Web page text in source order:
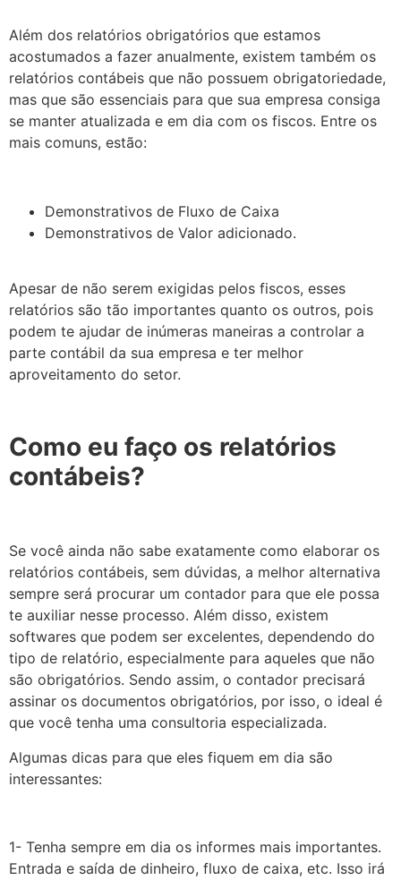
Além dos relatórios obrigatórios que estamos
acostumados a fazer anualmente, existem também os
relatórios contábeis que não possuem obrigatoriedade,
mas que são essenciais para que sua empresa consiga
se manter atualizada e em dia com os fiscos. Entre os
mais comuns, estão:
Demonstrativos de Fluxo de Caixa
Demonstrativos de Valor adicionado.
Apesar de não serem exigidas pelos fiscos, esses
relatórios são tão importantes quanto os outros, pois
podem te ajudar de inúmeras maneiras a controlar a
parte contábil da sua empresa e ter melhor
aproveitamento do setor.
Como eu faço os relatórios
contábeis?
Se você ainda não sabe exatamente como elaborar os
relatórios contábeis, sem dúvidas, a melhor alternativa
sempre será procurar um contador para que ele possa
te auxiliar nesse processo. Além disso, existem
softwares que podem ser excelentes, dependendo do
tipo de relatório, especialmente para aqueles que não
são obrigatórios. Sendo assim, o contador precisará
assinar os documentos obrigatórios, por isso, o ideal é
que você tenha uma consultoria especializada.
Algumas dicas para que eles fiquem em dia são
interessantes:
1- Tenha sempre em dia os informes mais importantes.
Entrada e saída de dinheiro, fluxo de caixa, etc. Isso irá